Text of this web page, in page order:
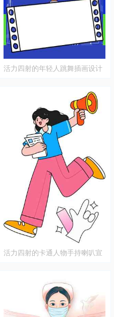
活力四射的年轻人跳舞插画设计
活力四射的卡通人物手持喇叭宣